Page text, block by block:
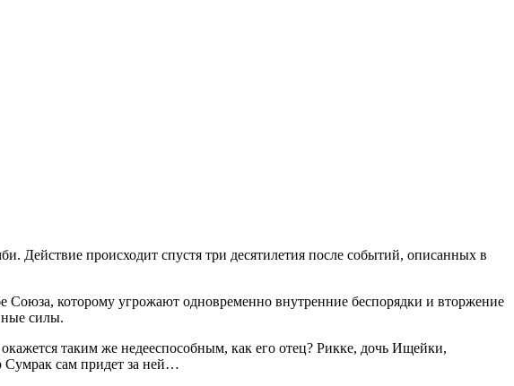
Действие происходит спустя три десятилетия после событий, описанных в
Союза, которому угрожают одновременно внутренние беспорядки и вторжение
силы.
таким же недееспособным, как его отец? Рикке, дочь Ищейки,
Сумрак сам придет за ней…